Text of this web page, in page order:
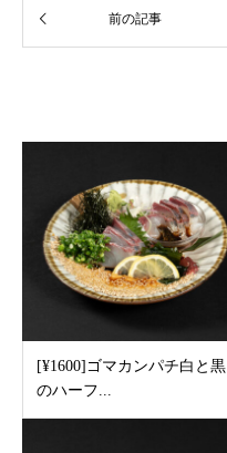
[¥1600]ゴマカンパチ白と黒
のハーフ...